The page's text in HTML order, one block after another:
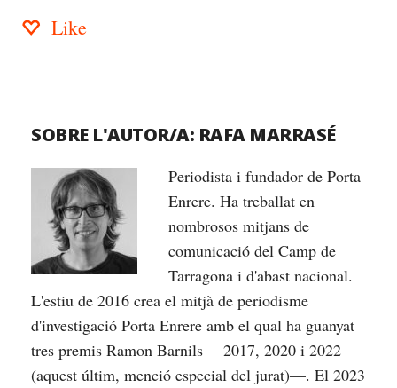
Like
SOBRE L'AUTOR/A: RAFA MARRASÉ
Periodista i fundador de Porta
Enrere. Ha treballat en
nombrosos mitjans de
comunicació del Camp de
Tarragona i d'abast nacional.
L'estiu de 2016 crea el mitjà de periodisme
d'investigació Porta Enrere amb el qual ha guanyat
tres premis Ramon Barnils —2017, 2020 i 2022
(aquest últim, menció especial del jurat)—. El 2023